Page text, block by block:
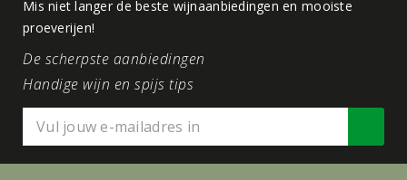
Mis niet langer de beste wijnaanbiedingen en mooiste
proeverijen!
De scherpste aanbiedingen
Handige wijn en spijs tips